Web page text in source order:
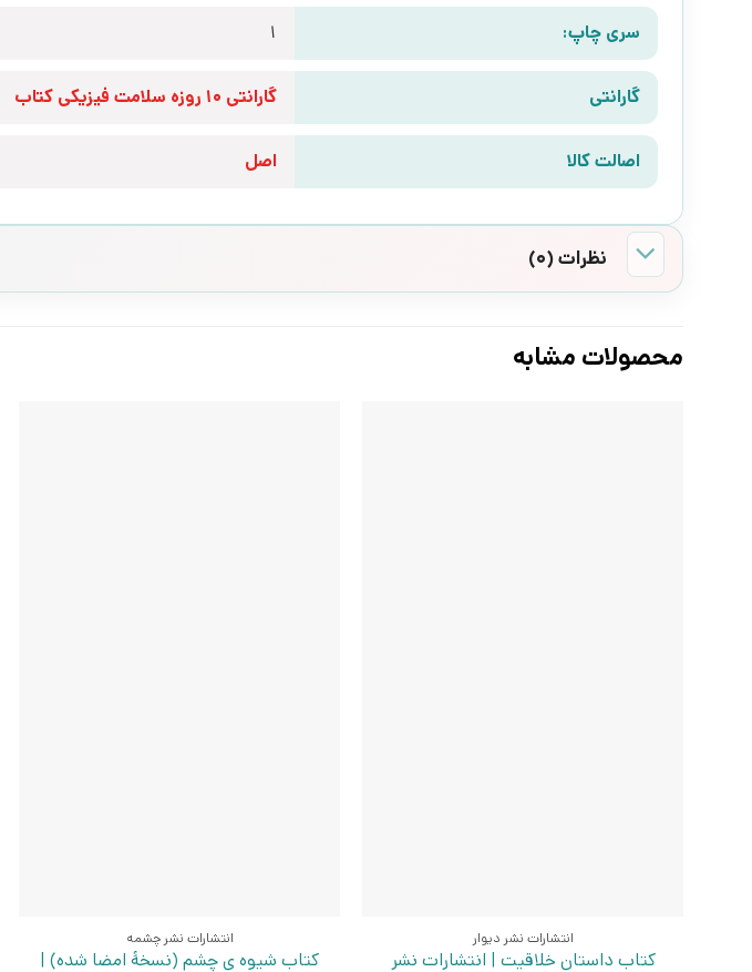
سری چاپ: 1
گارانتی گارانتی 10 روزه سلامت فیزیکی کتاب
اصالت کالا اصل
نظرات (0)
محصولات مشابه
انتشارات نشر دیوار
کتاب داستان خلاقیت | انتشارات نشر
انتشارات نشر چشمه
کتاب شیوه ی چشم (نسخهٔ امضا شده) |